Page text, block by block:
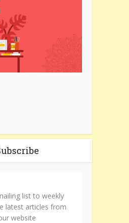
list to weekly
latest articles from
website